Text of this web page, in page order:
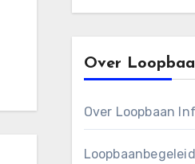
Over
Over Loopbaan